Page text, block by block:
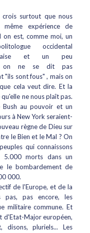
surtout que nous
expérience de
on est, comme moi, un
occidental
et un peu
on ne se dit pas
"ils sont fous" , mais on
cela veut dire. Et la
ne nous plaît pas.
au pouvoir et un
à New York seraient-
règne de Dieu sur
le Bien et le Mal ? On
qui connaissons
5.000 morts dans un
le bombardement de
000.
de l'Europe, et de la
pas, pas encore, les
militaire commune. Et
d'Etat-Major européen,
disons, pluriels... Les